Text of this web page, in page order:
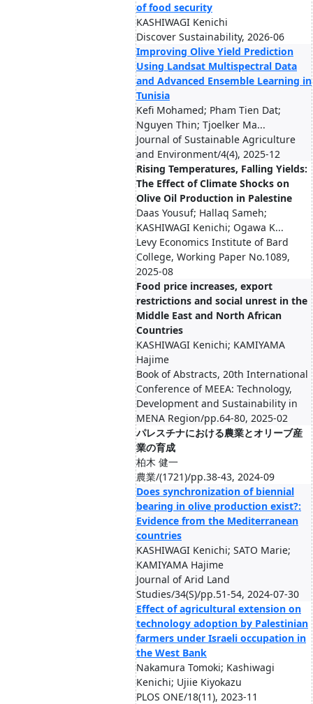
of food security
KASHIWAGI Kenichi
Discover Sustainability, 2026-06
Improving Olive Yield Prediction
Using Landsat Multispectral Data
and Advanced Ensemble Learning in
Tunisia
Kefi Mohamed; Pham Tien Dat;
Nguyen Thin; Tjoelker Ma...
Journal of Sustainable Agriculture
and Environment/4(4), 2025-12
Rising Temperatures, Falling Yields:
The Effect of Climate Shocks on
Olive Oil Production in Palestine
Daas Yousuf; Hallaq Sameh;
KASHIWAGI Kenichi; Ogawa K...
Levy Economics Institute of Bard
College, Working Paper No.1089,
2025-08
Food price increases, export
restrictions and social unrest in the
Middle East and North African
Countries
KASHIWAGI Kenichi; KAMIYAMA
Hajime
Book of Abstracts, 20th International
Conference of MEEA: Technology,
Development and Sustainability in
MENA Region/pp.64-80, 2025-02
パレスチナにおける農業とオリーブ産
業の育成
柏木 健一
農業/(1721)/pp.38-43, 2024-09
Does synchronization of biennial
bearing in olive production exist?:
Evidence from the Mediterranean
countries
KASHIWAGI Kenichi; SATO Marie;
KAMIYAMA Hajime
Journal of Arid Land
Studies/34(S)/pp.51-54, 2024-07-30
Effect of agricultural extension on
technology adoption by Palestinian
farmers under Israeli occupation in
the West Bank
Nakamura Tomoki; Kashiwagi
Kenichi; Ujiie Kiyokazu
PLOS ONE/18(11), 2023-11